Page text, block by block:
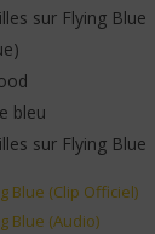
sur Flying Blue
bleu
sur Flying Blue
Blue (Clip Officiel)
Blue (Audio)